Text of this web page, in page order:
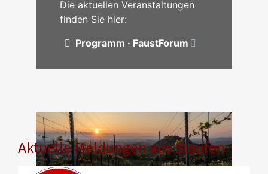
Die aktuellen Veranstaltungen
finden Sie hier:
Programm · FaustForum
Aktuelle Meldungen aus Staufen